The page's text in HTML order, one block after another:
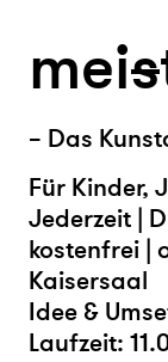
meis
– Das
Für Kinder,
Jederzeit |
kostenfrei |
Kaisersaal
Idee &
Laufzeit: